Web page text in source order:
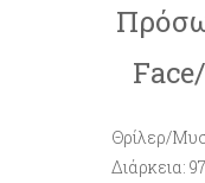
Θρίλερ/
Διάρκεια: